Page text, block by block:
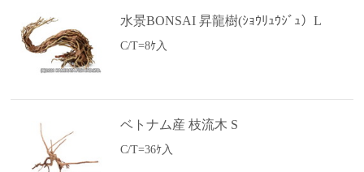
水景BONSAI 昇龍樹(ｼｮｳﾘｭｳｼﾞｭ）L
C/T=8ｹ入
ベトナム産 枝流木 S
C/T=36ｹ入